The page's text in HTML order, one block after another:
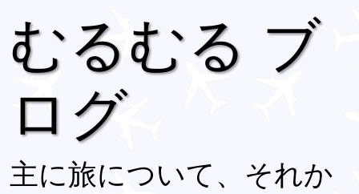
むるむる ブ
ログ
主に旅について、それか